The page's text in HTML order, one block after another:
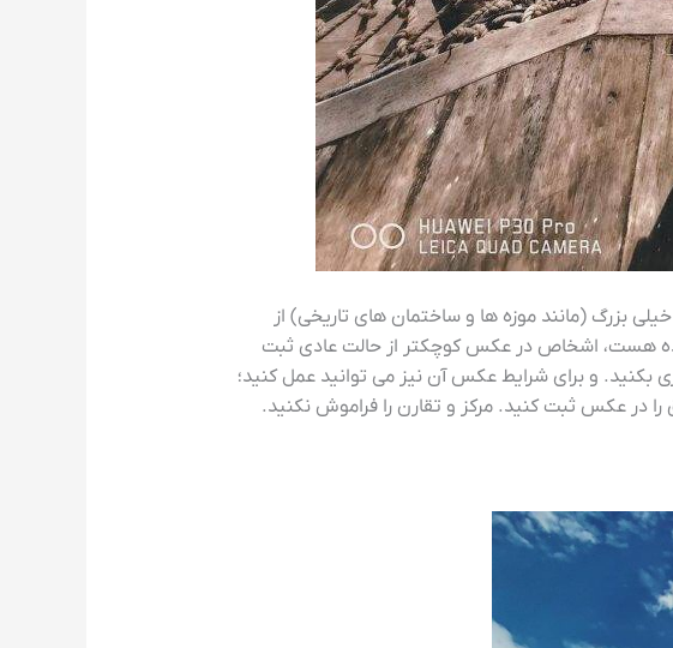
بزرگ (مانند موزه ها و ساختمان های تاریخی) از
هست، اشخاص در عکس کوچکتر از حالت عادی ثبت
بکنید. و برای شرایط عکس آن نیز می توانید عمل کنید؛
را در عکس ثبت کنید. مرکز و تقارن را فراموش نکنید.